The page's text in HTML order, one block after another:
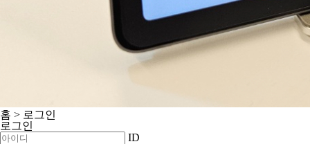
홈 > 로그인
로그인
ID